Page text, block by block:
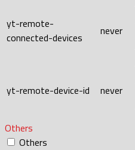
yt-remote-
connected-devices
never
yt-remote-device-id never
Others
Others